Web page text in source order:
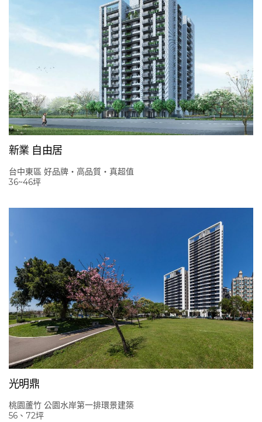
新業 自由居
台中東區 好品牌‧高品質‧真超值
36~46坪
光明鼎
桃園蘆竹 公園水岸第一排環景建築
56、72坪